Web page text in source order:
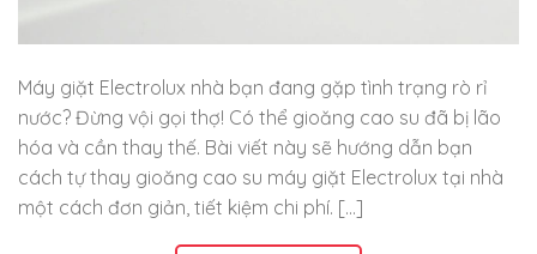
Máy giặt Electrolux nhà bạn đang gặp tình trạng rò rỉ
nước? Đừng vội gọi thợ! Có thể gioăng cao su đã bị lão
hóa và cần thay thế. Bài viết này sẽ hướng dẫn bạn
cách tự thay gioăng cao su máy giặt Electrolux tại nhà
một cách đơn giản, tiết kiệm chi phí. […]